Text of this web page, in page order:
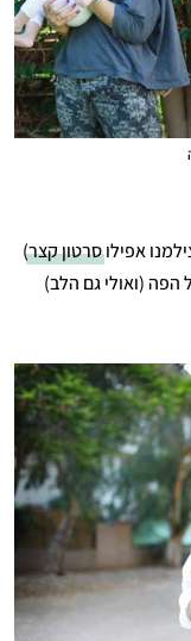
אפילוסרטון קצר)
הפה (ואולי גם הלב)